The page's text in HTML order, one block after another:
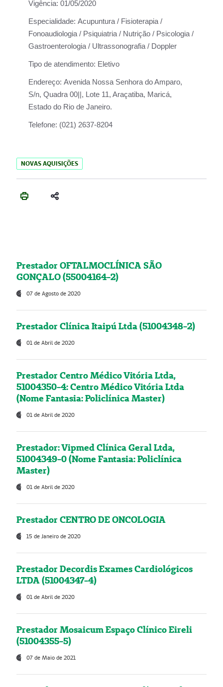
Vigência: 01/05/2020
Especialidade: Acupuntura / Fisioterapia /
Fonoaudiologia / Psiquiatria / Nutrição / Psicologia /
Gastroenterologia / Ultrassonografia / Doppler
Tipo de atendimento: Eletivo
Endereço: Avenida Nossa Senhora do Amparo,
S/n, Quadra 00||, Lote 11, Araçatiba, Maricá,
Estado do Rio de Janeiro.
Telefone: (021) 2637-8204
NOVAS AQUISIÇÕES
Prestador OFTALMOCLÍNICA SÃO
GONÇALO (55004164-2)
07 de Agosto de 2020
Prestador Clínica Itaipú Ltda (51004348-2)
01 de Abril de 2020
Prestador Centro Médico Vitória Ltda,
51004350-4: Centro Médico Vitória Ltda
(Nome Fantasia: Policlínica Master)
01 de Abril de 2020
Prestador: Vipmed Clínica Geral Ltda,
51004349-0 (Nome Fantasia: Policlínica
Master)
01 de Abril de 2020
Prestador CENTRO DE ONCOLOGIA
15 de Janeiro de 2020
Prestador Decordis Exames Cardiológicos
LTDA (51004347-4)
01 de Abril de 2020
Prestador Mosaicum Espaço Clínico Eireli
(51004355-5)
07 de Maio de 2021